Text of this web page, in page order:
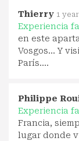
Thierry 1
Experiencia
en este
Vosgos... Y
París....
Philippe
Experiencia
Francia,
lugar donde